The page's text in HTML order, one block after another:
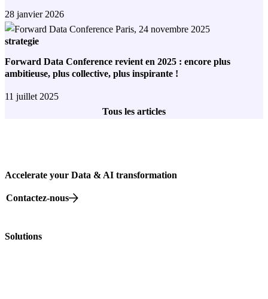
28 janvier 2026
strategie
Forward Data Conference revient en 2025 : encore plus
ambitieuse, plus collective, plus inspirante !
11 juillet 2025
Tous les articles
Accelerate your Data & AI transformation
Contactez-nous
Solutions